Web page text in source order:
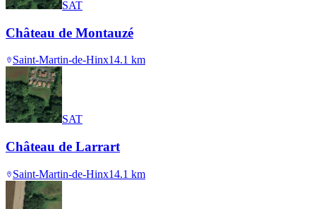
SAT
Château de Montauzé
Saint-Martin-de-Hinx14.1 km
SAT
Château de Larrart
Saint-Martin-de-Hinx14.1 km